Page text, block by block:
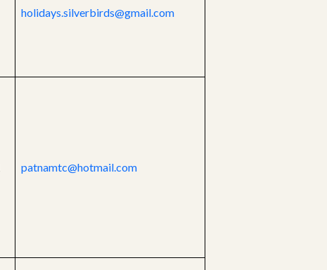
holidays.silverbirds@gmail.com
patnamtc@hotmail.com